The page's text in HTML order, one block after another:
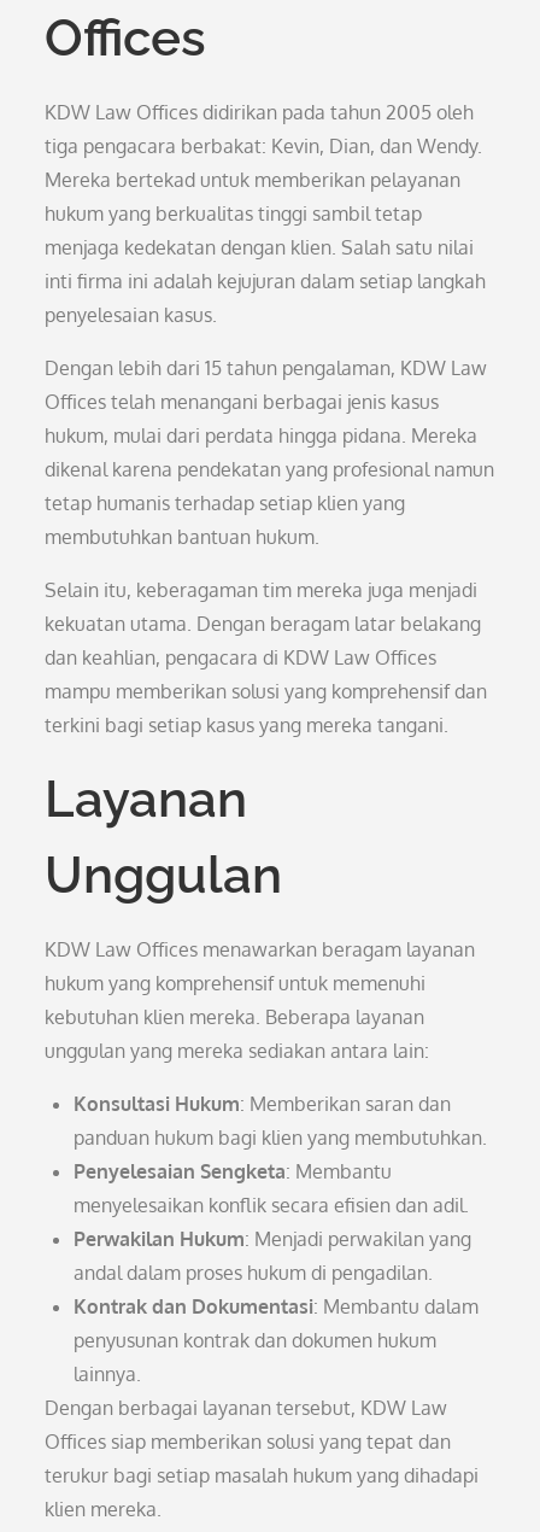
Offices
KDW Law Offices didirikan pada tahun 2005 oleh
tiga pengacara berbakat: Kevin, Dian, dan Wendy.
Mereka bertekad untuk memberikan pelayanan
hukum yang berkualitas tinggi sambil tetap
menjaga kedekatan dengan klien. Salah satu nilai
inti firma ini adalah kejujuran dalam setiap langkah
penyelesaian kasus.
Dengan lebih dari 15 tahun pengalaman, KDW Law
Offices telah menangani berbagai jenis kasus
hukum, mulai dari perdata hingga pidana. Mereka
dikenal karena pendekatan yang profesional namun
tetap humanis terhadap setiap klien yang
membutuhkan bantuan hukum.
Selain itu, keberagaman tim mereka juga menjadi
kekuatan utama. Dengan beragam latar belakang
dan keahlian, pengacara di KDW Law Offices
mampu memberikan solusi yang komprehensif dan
terkini bagi setiap kasus yang mereka tangani.
Layanan
Unggulan
KDW Law Offices menawarkan beragam layanan
hukum yang komprehensif untuk memenuhi
kebutuhan klien mereka. Beberapa layanan
unggulan yang mereka sediakan antara lain:
Konsultasi Hukum: Memberikan saran dan
panduan hukum bagi klien yang membutuhkan.
Penyelesaian Sengketa: Membantu
menyelesaikan konflik secara efisien dan adil.
Perwakilan Hukum: Menjadi perwakilan yang
andal dalam proses hukum di pengadilan.
Kontrak dan Dokumentasi: Membantu dalam
penyusunan kontrak dan dokumen hukum
lainnya.
Dengan berbagai layanan tersebut, KDW Law
Offices siap memberikan solusi yang tepat dan
terukur bagi setiap masalah hukum yang dihadapi
klien mereka.